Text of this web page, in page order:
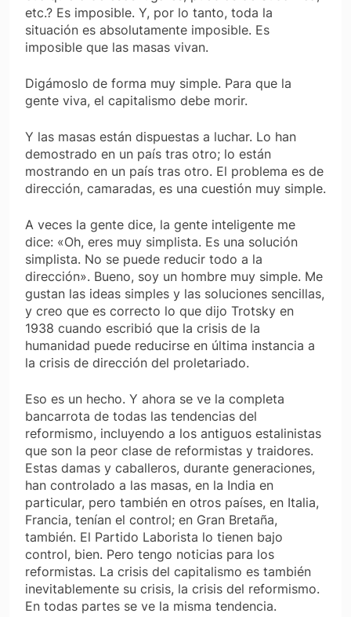
etc.? Es imposible. Y, por lo tanto, toda la
situación es absolutamente imposible. Es
imposible que las masas vivan.
Digámoslo de forma muy simple. Para que la
gente viva, el capitalismo debe morir.
Y las masas están dispuestas a luchar. Lo han
demostrado en un país tras otro; lo están
mostrando en un país tras otro. El problema es de
dirección, camaradas, es una cuestión muy simple.
A veces la gente dice, la gente inteligente me
dice: «Oh, eres muy simplista. Es una solución
simplista. No se puede reducir todo a la
dirección». Bueno, soy un hombre muy simple. Me
gustan las ideas simples y las soluciones sencillas,
y creo que es correcto lo que dijo Trotsky en
1938 cuando escribió que la crisis de la
humanidad puede reducirse en última instancia a
la crisis de dirección del proletariado.
Eso es un hecho. Y ahora se ve la completa
bancarrota de todas las tendencias del
reformismo, incluyendo a los antiguos estalinistas
que son la peor clase de reformistas y traidores.
Estas damas y caballeros, durante generaciones,
han controlado a las masas, en la India en
particular, pero también en otros países, en Italia,
Francia, tenían el control; en Gran Bretaña,
también. El Partido Laborista lo tienen bajo
control, bien. Pero tengo noticias para los
reformistas. La crisis del capitalismo es también
inevitablemente su crisis, la crisis del reformismo.
En todas partes se ve la misma tendencia.